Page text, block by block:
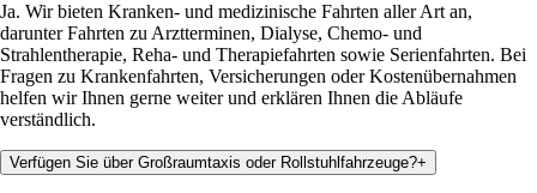
Ja. Wir bieten Kranken- und medizinische Fahrten aller Art an,
darunter Fahrten zu Arztterminen, Dialyse, Chemo- und
Strahlentherapie, Reha- und Therapiefahrten sowie Serienfahrten. Bei
Fragen zu Krankenfahrten, Versicherungen oder Kostenübernahmen
helfen wir Ihnen gerne weiter und erklären Ihnen die Abläufe
verständlich.
Verfügen Sie über Großraumtaxis oder Rollstuhlfahrzeuge?+